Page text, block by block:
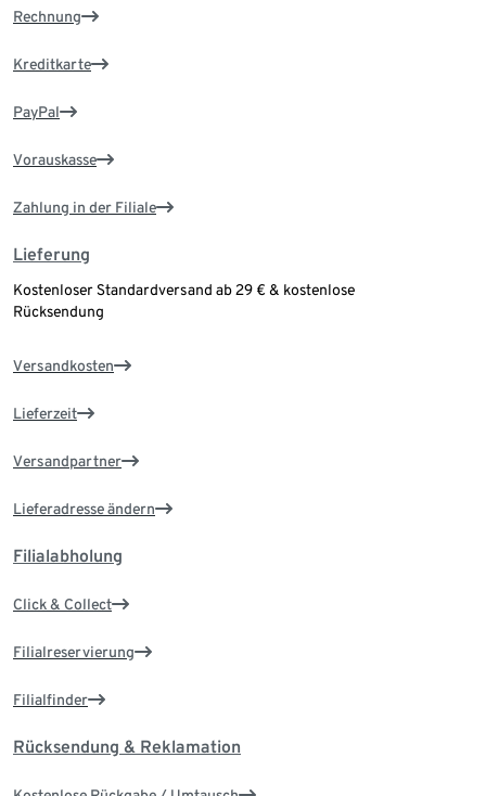
Rechnung
Kreditkarte
PayPal
Vorauskasse
Zahlung in der Filiale
Lieferung
Kostenloser Standardversand ab 29 € & kostenlose
Rücksendung
Versandkosten
Lieferzeit
Versandpartner
Lieferadresse ändern
Filialabholung
Click & Collect
Filialreservierung
Filialfinder
Rücksendung & Reklamation